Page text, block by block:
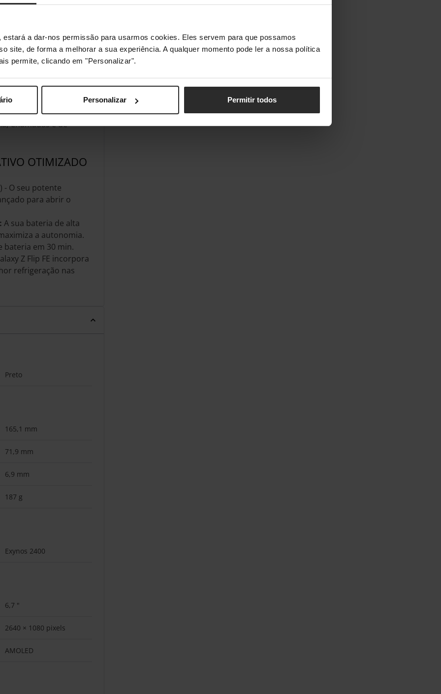
a dar-nos permissão para usarmos cookies. Eles servem para que possamos
site, de forma a melhorar a sua experiência. A qualquer momento pode ler a nossa política
permite, clicando em "Personalizar".
Personalizar Permitir todos
tudo no seu
de interagir com
de forma
capaz de ver o seu
mostra-lhe o que
AI mais completo
Chamadas e de
OTIMIZADO
- O seu potente
para abrir o
A sua bateria de alta
a autonomia.
bateria em 30 min.
Z Flip FE incorpora
refrigeração nas
Preto
165,1 mm
71,9 mm
6,9 mm
187 g
Exynos 2400
6,7 "
2640 × 1080 pixels
AMOLED